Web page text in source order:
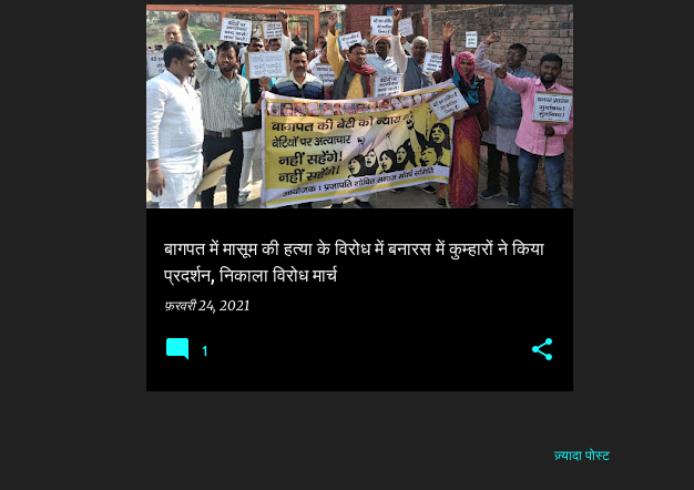
सं
दे
श
बागपत में मासूम की हत्या के विरोध में बनारस में कुम्हारों ने किया
प्रदर्शन, निकाला विरोध मार्च
फ़रवरी 24, 2021
BAGHPAT MURDER BJP GOVERNMENT
CM ADITYANATH YOGI +
KUMHAR COMMUNITY
1
ज़्यादा पोस्ट